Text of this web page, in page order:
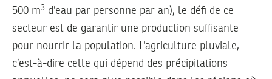
500 m3 d’eau par personne par an), le défi de ce
secteur est de garantir une production suffisante
pour nourrir la population. L’agriculture pluviale,
c’est-à-dire celle qui dépend des précipitations